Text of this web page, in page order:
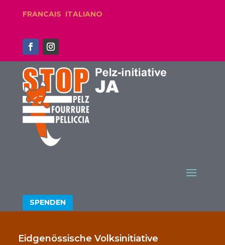
FRANCAIS ITALIANO
SPENDEN
Eidgenössische Volksinitiative